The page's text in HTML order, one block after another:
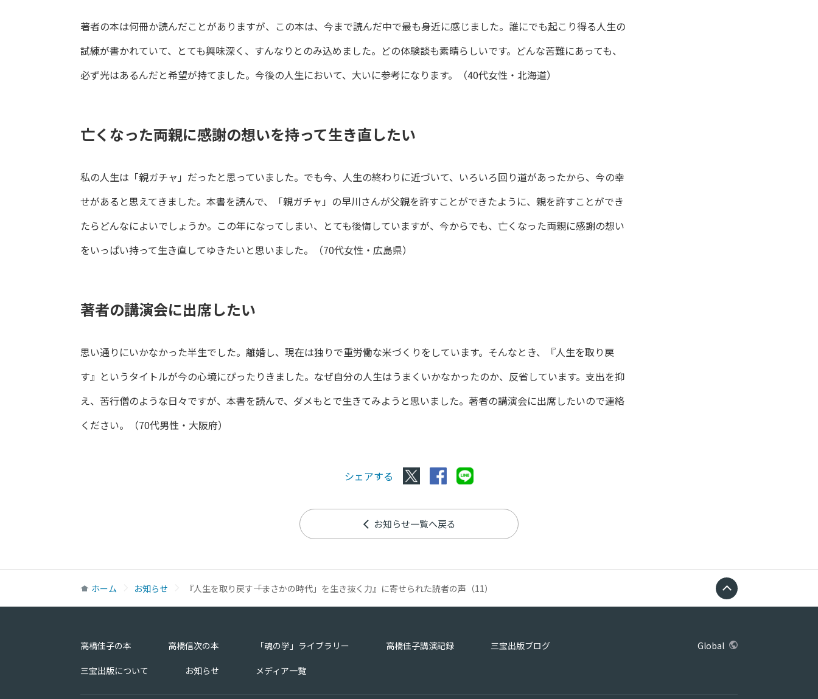
著者の本は何冊か読んだことがありますが、この本は、今まで読んだ中で最も身近に感じました。誰にでも起こり得る人生の
試練が書かれていて、とても興味深く、すんなりとのみ込めました。どの体験談も素晴らしいです。どんな苦難にあっても、
必ず光はあるんだと希望が持てました。今後の人生において、大いに参考になります。（40代女性・北海道）
亡くなった両親に感謝の想いを持って生き直したい
私の人生は「親ガチャ」だったと思っていました。でも今、人生の終わりに近づいて、いろいろ回り道があったから、今の幸
せがあると思えてきました。本書を読んで、「親ガチャ」の早川さんが父親を許すことができたように、親を許すことができ
たらどんなによいでしょうか。この年になってしまい、とても後悔していますが、今からでも、亡くなった両親に感謝の想い
をいっぱい持って生き直してゆきたいと思いました。（70代女性・広島県）
著者の講演会に出席したい
思い通りにいかなかった半生でした。離婚し、現在は独りで重労働な米づくりをしています。そんなとき、『人生を取り戻
す』というタイトルが今の心境にぴったりきました。なぜ自分の人生はうまくいかなかったのか、反省しています。支出を抑
え、苦行僧のような日々ですが、本書を読んで、ダメもとで生きてみようと思いました。著者の講演会に出席したいので連絡
ください。（70代男性・大阪府）
シェアする
お知らせ一覧へ戻る
ホーム お知らせ 『人生を取り戻す――「まさかの時代」を生き抜く力』に寄せられた読者の声（11）
高橋佳子の本 高橋信次の本 「魂の学」ライブラリー 高橋佳子講演記録 三宝出版ブログ Global
三宝出版について お知らせ メディア一覧